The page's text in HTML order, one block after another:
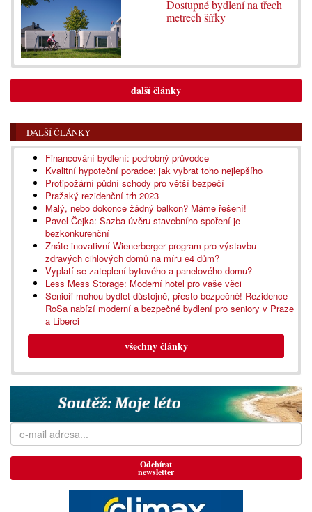
Dostupné bydlení na třech
metrech šířky
další články
DALŠÍ ČLÁNKY
Financování bydlení: podrobný průvodce
Kvalitní hypoteční poradce: jak vybrat toho nejlepšího
Protipožární půdní schody pro větší bezpečí
Pražský rezidenční trh 2023
Malý, nebo dokonce žádný balkon? Máme řešení!
Pavel Čejka: Sazba úvěru stavebního spoření je
bezkonkurenční
Znáte inovativní Wienerberger program pro výstavbu
zdravých cihlových domů na míru e4 dům?
Vyplatí se zateplení bytového a panelového domu?
Less Mess Storage: Moderní hotel pro vaše věci
Senioři mohou bydlet důstojně, přesto bezpečně! Rezidence
RoSa nabízí moderní a bezpečné bydlení pro seniory v Praze
a Liberci
všechny články
Odebírat
newsletter